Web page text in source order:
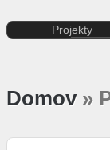
Projekty
Domov»